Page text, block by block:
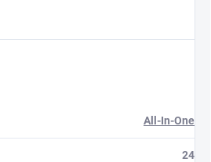
All-In-One
24